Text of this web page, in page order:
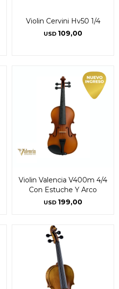
Violin Cervini Hv50 1/4
USD 109,00
Violin Valencia V400m 4/4
Con Estuche Y Arco
USD 199,00